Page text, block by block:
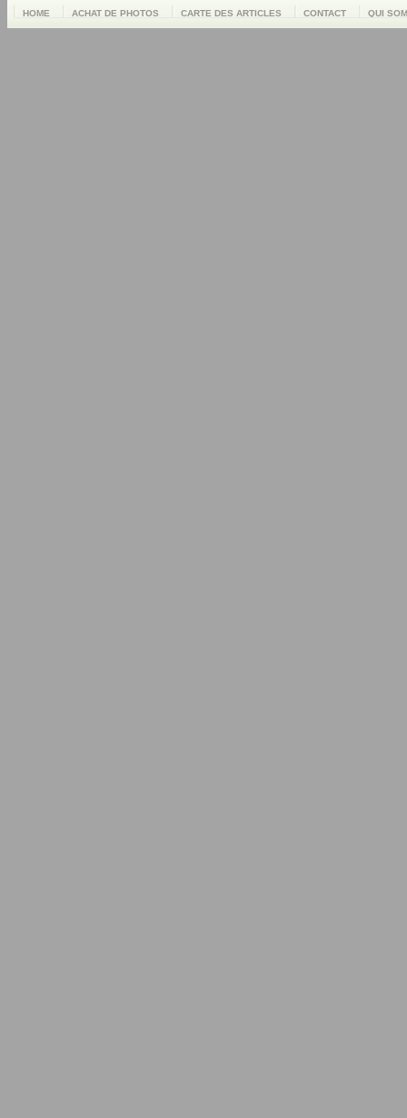
HOME ACHAT DE PHOTOS CARTE DES ARTICLES CONTACT QUI